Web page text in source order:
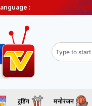
:
ट्रेंडिंग मनोरंजन